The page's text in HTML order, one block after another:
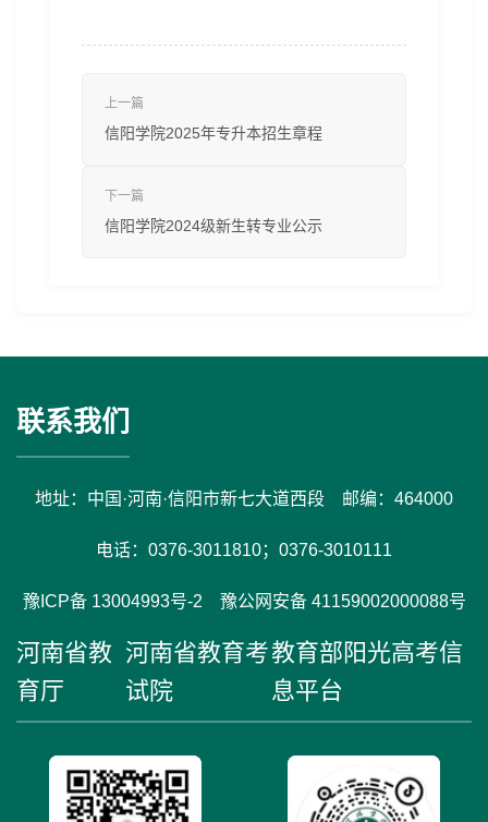
上一篇
信阳学院2025年专升本招生章程
下一篇
信阳学院2024级新生转专业公示
联系我们
地址：中国·河南·信阳市新七大道西段 邮编：464000
电话：0376-3011810；0376-3010111
豫ICP备 13004993号-2 豫公网安备 41159002000088号
河南省教
育厅
河南省教育考
试院
教育部阳光高考信
息平台